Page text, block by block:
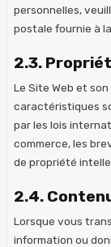
personnelles,
postale fournie à
2.3.
Le Site Web et
caractéristiques
par les lois
commerce, les
de propriété
2.4.
Lorsque vous
information ou